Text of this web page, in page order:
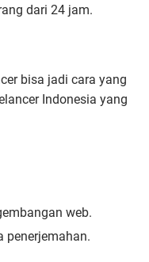
dari 24 jam.
bisa jadi cara yang
Indonesia yang
web.
penerjemahan.